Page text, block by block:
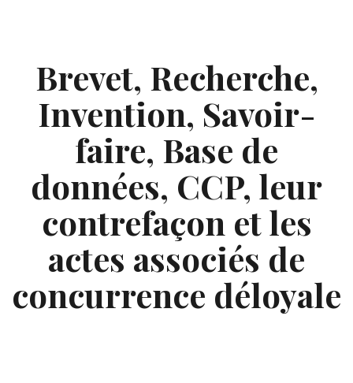
Brevet, Recherche,
Invention, Savoir-
faire, Base de
données, CCP, leur
contrefaçon et les
actes associés de
concurrence déloyale